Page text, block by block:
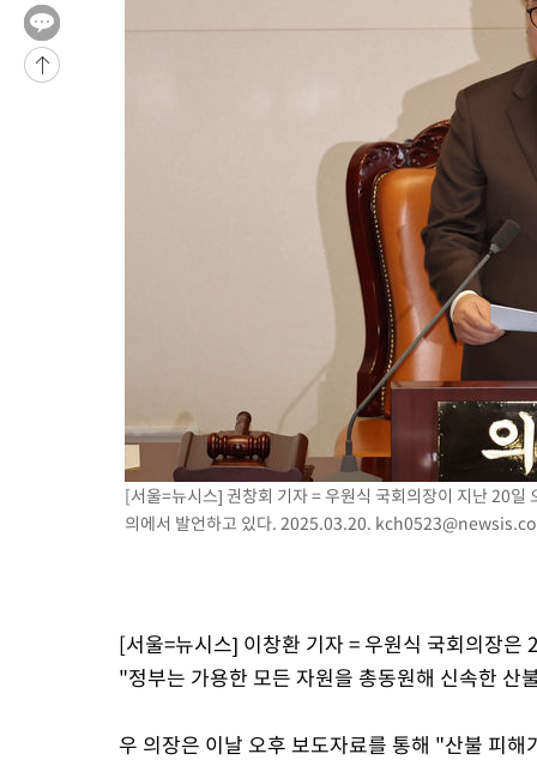
-22891초 전 >
-21458초 전 >
[속보]코스닥, 2.15포인트(0.27%) 내린 797.44 출발
-21441초 전 >
[속보]코스피, 119.51포인트(1.81%) 내린 6478.75 개장
6월 경상수지 497.3억 달러…두 달 연속 사상 최대
서울 낮 39도 '폭염중대경보'…40도 관측 가능성도
미 워싱턴주 스포캔 시의 통제불능 3개 산불, 방화선 일부 구축
[속보] 호르무즈 해협 이란-오만 협상 기대속 뉴욕증시 혼조 마
[속보] 이란 대통령 "지금 최고지도자와 소통하기가 매우 어려
[속보] "이란-오만, 호르무즈 해협 통행 항로 합의" 이란 외무부 대
[서울=뉴시스] 권창회 기자 = 우원식 국회의장이 지난 20
의에서 발언하고 있다. 2025.03.20.
[서울=뉴시스] 이창환 기자 = 우원식 국회의장
"정부는 가용한 모든 자원을 총동원해 신속한 산
우 의장은 이날 오후 보도자료를 통해 "산불 피